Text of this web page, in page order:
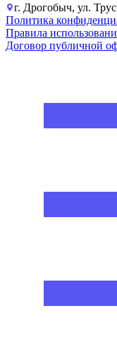
г. Дрогобыч, ул.
Политика
Правила
Договор публичной